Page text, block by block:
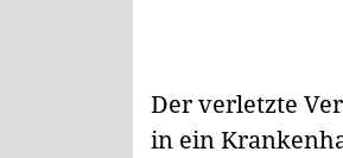
Der verletzte
in ein